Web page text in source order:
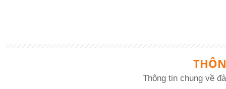
Thông tin chung về